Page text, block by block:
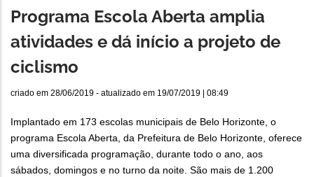
Programa Escola Aberta amplia
atividades e dá início a projeto de
ciclismo
criado em 28/06/2019 - atualizado em 19/07/2019 | 08:49
Implantado em 173 escolas municipais de Belo Horizonte, o
programa Escola Aberta, da Prefeitura de Belo Horizonte, oferece
uma diversificada programação, durante todo o ano, aos
sábados, domingos e no turno da noite. São mais de 1.200